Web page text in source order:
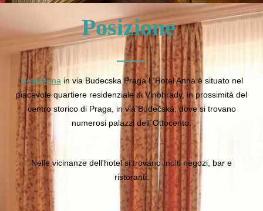
Posizione
Hotel Anna in via Budecska Praga L'Hotel Anna è situato nel
piacevole quartiere residenziale di Vinohrady, in prossimità del
centro storico di Praga, in via Budečská, dove si trovano
numerosi palazzi dell´Ottocento.
Nelle vicinanze dell'hotel si trovano molti negozi, bar e
ristoranti.